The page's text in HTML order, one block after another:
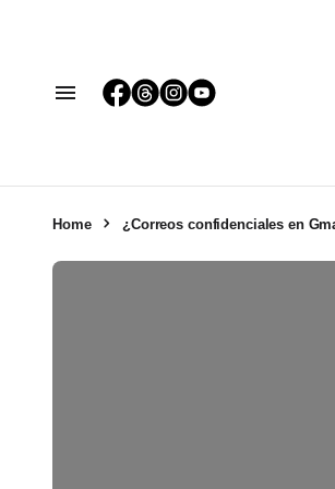
Home ¿Correos confidenciales en